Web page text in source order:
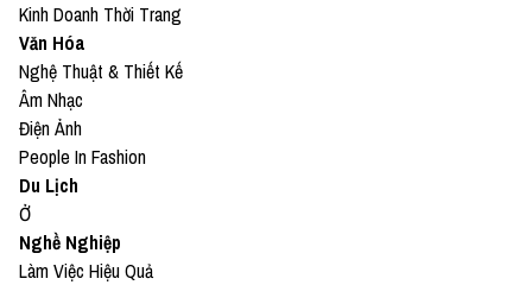
Kinh Doanh Thời Trang
Văn Hóa
Nghệ Thuật & Thiết Kế
Âm Nhạc
Điện Ảnh
People In Fashion
Du Lịch
Ở
Nghề Nghiệp
Làm Việc Hiệu Quả